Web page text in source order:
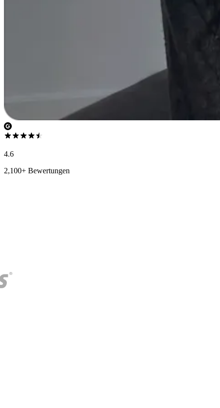
4.6
2,100+ Bewertungen